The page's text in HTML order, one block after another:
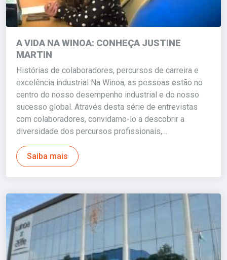
A VIDA NA WINOA: CONHEÇA JUSTINE
MARTIN
Histórias de colaboradores, percursos de carreira e
excelência industrial Na Winoa, as pessoas estão no
centro do nosso desempenho industrial e do nosso
sucesso global. Através desta série de entrevistas
com colaboradores, convidamo-lo a descobrir a
diversidade dos percursos profissionais,…
Saiba mais